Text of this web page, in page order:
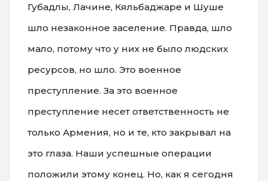
Губадлы, Лачине, Кяльбаджаре и Шуше
шло незаконное заселение. Правда, шло
мало, потому что у них не было людских
ресурсов, но шло. Это военное
преступление. За это военное
преступление несет ответственность не
только Армения, но и те, кто закрывал на
это глаза. Наши успешные операции
положили этому конец. Но, как я сегодня